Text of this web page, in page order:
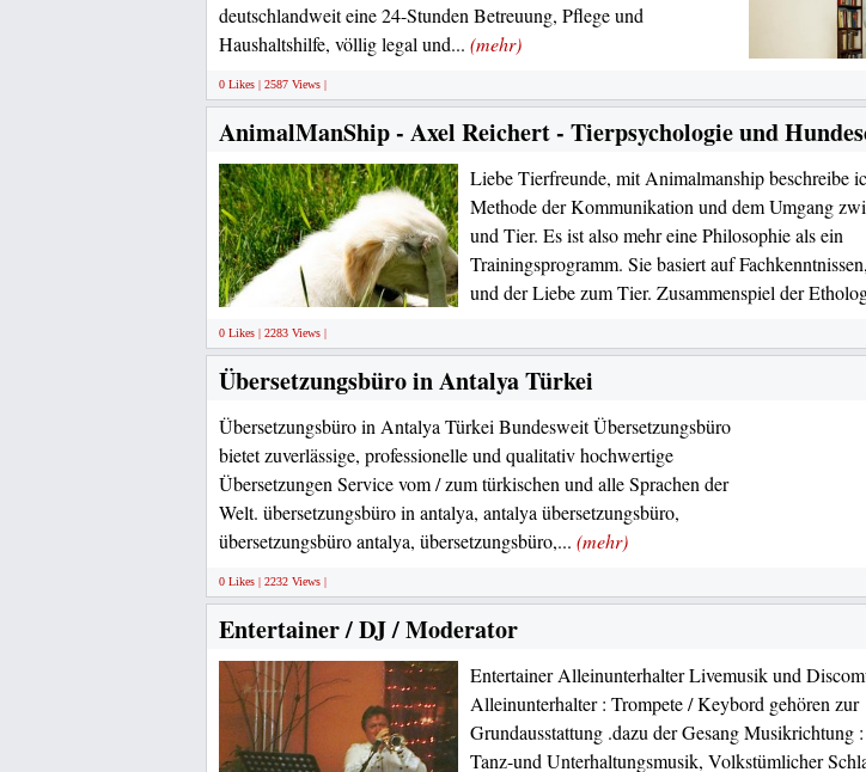
deutschlandweit eine 24-Stunden Betreuung, Pflege und
Haushaltshilfe, völlig legal und... (mehr)
0 Likes | 2587 Views |
AnimalManShip - Axel Reichert - Tierpsychologie und
Liebe Tierfreunde, mit Animalmanship beschreibe
Methode der Kommunikation und dem Umgang
und Tier. Es ist also mehr eine Philosophie als ein
Trainingsprogramm. Sie basiert auf
und der Liebe zum Tier. Zusammenspiel der
0 Likes | 2283 Views |
Übersetzungsbüro in Antalya Türkei
Übersetzungsbüro in Antalya Türkei Bundesweit Übersetzungsbüro
bietet zuverlässige, professionelle und qualitativ hochwertige
Übersetzungen Service vom / zum türkischen und alle Sprachen der
Welt. übersetzungsbüro in antalya, antalya übersetzungsbüro,
übersetzungsbüro antalya, übersetzungsbüro,... (mehr)
0 Likes | 2232 Views |
Entertainer / DJ / Moderator
Entertainer Alleinunterhalter Livemusik und
Alleinunterhalter : Trompete / Keybord gehören zur
Grundausstattung .dazu der Gesang Musikrichtung
Tanz-und Unterhaltungsmusik, Volkstümlicher